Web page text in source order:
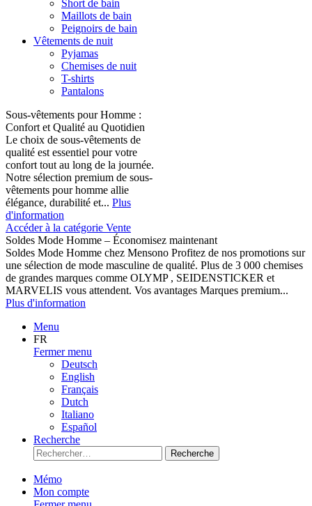
Short de bain
Maillots de bain
Peignoirs de bain
Vêtements de nuit
Pyjamas
Chemises de nuit
T-shirts
Pantalons
Sous-vêtements pour Homme :
Confort et Qualité au Quotidien
Le choix de sous-vêtements de
qualité est essentiel pour votre
confort tout au long de la journée.
Notre sélection premium de sous-
vêtements pour homme allie
élégance, durabilité et... Plus
d'information
Accéder à la catégorie Vente
Soldes Mode Homme – Économisez maintenant
Soldes Mode Homme chez Mensono Profitez de nos promotions sur
une sélection de mode masculine de qualité. Plus de 3 000 chemises
de grandes marques comme OLYMP , SEIDENSTICKER et
MARVELIS vous attendent. Vos avantages Marques premium...
Plus d'information
Menu
FR
Fermer menu
Deutsch
English
Français
Dutch
Italiano
Español
Recherche
Recherche
Mémo
Mon compte